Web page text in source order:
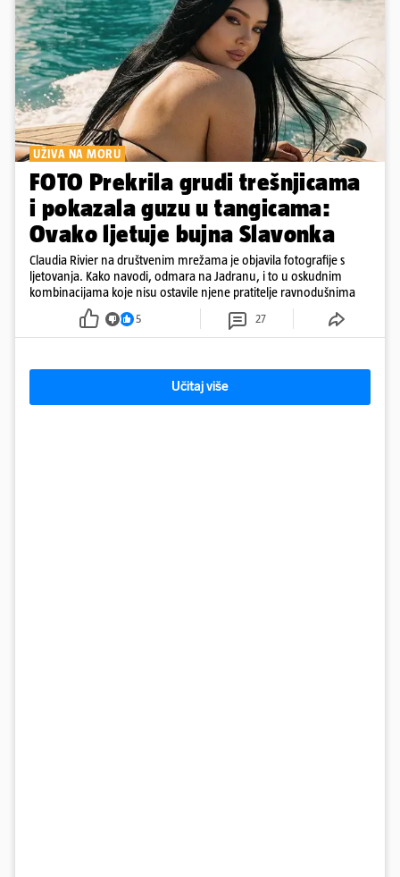
UŽIVA NA MORU
FOTO Prekrila grudi trešnjicama
i pokazala guzu u tangicama:
Ovako ljetuje bujna Slavonka
Claudia Rivier na društvenim mrežama je objavila fotografije s
ljetovanja. Kako navodi, odmara na Jadranu, i to u oskudnim
kombinacijama koje nisu ostavile njene pratitelje ravnodušnima
5 27
Učitaj više